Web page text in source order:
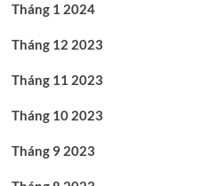
Tháng 1 2024
Tháng 12 2023
Tháng 11 2023
Tháng 10 2023
Tháng 9 2023